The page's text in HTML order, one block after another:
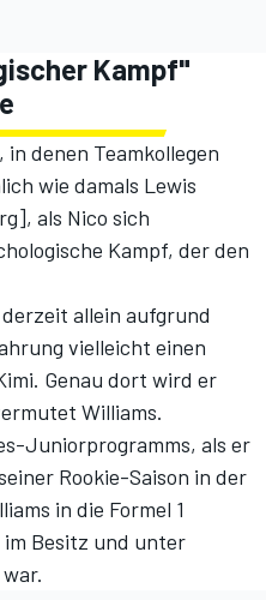
Kampf"
denen Teamkollegen
wie damals Lewis
als Nico sich
Kampf, der den
allein aufgrund
vielleicht einen
Genau dort wird er
Williams.
Juniorprogramms, als er
Rookie-Saison in der
in die Formel 1
im Besitz und unter